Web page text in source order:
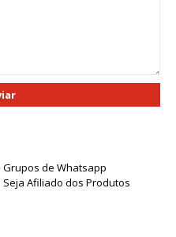
Grupos de Whatsapp
Seja Afiliado dos Produtos